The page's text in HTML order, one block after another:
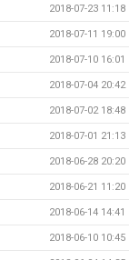
2018-07-23 11:18
2018-07-11 19:00
2018-07-10 16:01
2018-07-04 20:42
2018-07-02 18:48
2018-07-01 21:13
2018-06-28 20:20
2018-06-21 11:20
2018-06-14 14:41
2018-06-10 10:45